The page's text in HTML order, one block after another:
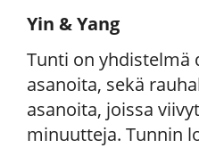
Yin & Yang
Tunti on yhdistelmä
asanoita, sekä
asanoita, joissa
minuutteja. Tunnin